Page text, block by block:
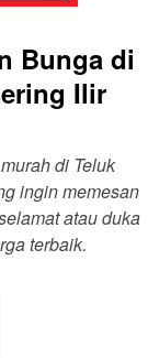
Bunga di
Ilir
di Teluk
ingin memesan
atau duka
terbaik.